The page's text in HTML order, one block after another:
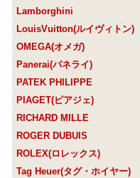
Lamborghini
LouisVuitton(ルイヴィトン)
OMEGA(オメガ)
Panerai(パネライ)
PATEK PHILIPPE
PIAGET(ピアジェ)
RICHARD MILLE
ROGER DUBUIS
ROLEX(ロレックス)
Tag Heuer(タグ・ホイヤー)